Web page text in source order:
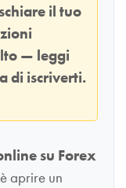
il tuo
— leggi
di iscriverti.
su Forex
aprire un